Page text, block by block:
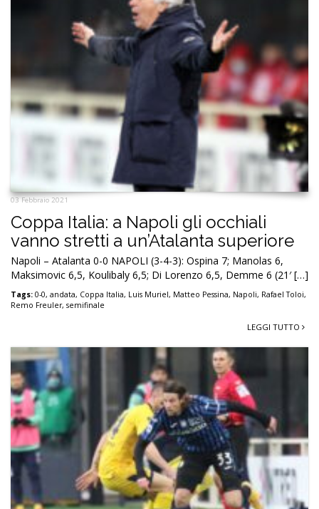
03 Febbraio 2021
Coppa Italia: a Napoli gli occhiali
vanno stretti a un’Atalanta superiore
Napoli – Atalanta 0-0 NAPOLI (3-4-3): Ospina 7; Manolas 6,
Maksimovic 6,5, Koulibaly 6,5; Di Lorenzo 6,5, Demme 6 (21′ […]
Tags: 0-0, andata, Coppa Italia, Luis Muriel, Matteo Pessina, Napoli, Rafael Toloi,
Remo Freuler, semifinale
LEGGI TUTTO